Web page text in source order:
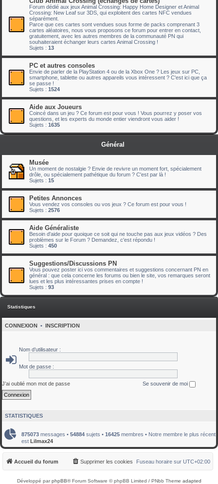
Forum dédié aux jeux Animal Crossing: Happy Home Designer et Animal
Crossing: New Leaf sur 3DS, qui exploitent des cartes NFC vendues
séparément.
Parce que ces cartes sont vendues sous forme de packs comprenant 3
cartes aléatoires, nous vous proposons ce forum pour entrer en contact,
gratuitement, avec les autres membres de la communauté PN qui
souhaiteraient échanger leurs cartes Animal Crossing !
Sujets : 13
PC et autres consoles
Envie de parler de la PlayStation 4 ou de la Xbox One ? Les jeux sur PC,
smartphone, tablette ou autres appareils vous intéressent ? C'est ici que ça
se passe !
Sujets : 1524
Aide aux Joueurs
Coincé dans un jeu ? Ce forum est pour vous ! Vous pourrez y poser vos
questions, et les experts du monde entier viendront vous aider !
Sujets : 1635
Général
Musée
Un moment de nostalgie ? Envie de revivre un moment fort, spécialement
drôle, ou spécialement pathétique du forum ? C'est par là !
Sujets : 15
Petites Annonces
Vous vendez vos consoles ou vos jeux ? Ce forum est pour vous !
Sujets : 2576
Aide Généraliste
Besoin d'aide pour quoique ce soit qui ne touche pas aux jeux vidéos ? Des
problèmes sur le Forum ? Demandez, c'est répondu !
Sujets : 450
Suggestions/Discussions PN
Vous pouvez poster ici vos commentaires et suggestions concernant PN en
général : que cela concerne les forums ou bien le site, vos remarques seront
lues et les plus intéressantes prises en compte !
Sujets : 93
Statistiques
CONNEXION • INSCRIPTION
Nom d’utilisateur :
Mot de passe :
J’ai oublié mon mot de passe Se souvenir de moi
STATISTIQUES
875073 messages • 54884 sujets • 16425 membres • Notre membre le plus récent
est Lilmax24
Accueil du forum Fuseau horaire sur UTC+02:00
Supprimer les cookies
Développé parphpBB® Forum Software © phpBB Limited / PNbb Theme adapted